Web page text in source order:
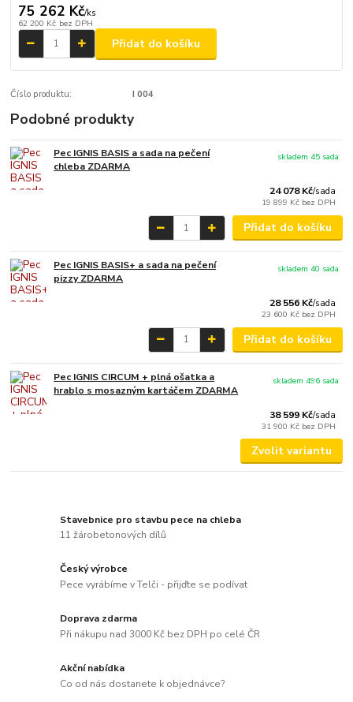
75 262 Kč/ks
62 200 Kč bez DPH
Přidat do košíku
Číslo produktu: I 004
Podobné produkty
Pec IGNIS BASIS a sada na pečení
chleba ZDARMA
24 078 Kč/sada
19 899 Kč bez DPH
skladem 45 sada
Přidat do košíku
Pec IGNIS BASIS+ a sada na pečení
pizzy ZDARMA
28 556 Kč/sada
23 600 Kč bez DPH
skladem 40 sada
Přidat do košíku
Pec IGNIS CIRCUM + plná ošatka a
hrablo s mosazným kartáčem ZDARMA
38 599 Kč/sada
31 900 Kč bez DPH
skladem 496 sada
Zvolit variantu
Stavebnice pro stavbu pece na chleba
11 žárobetonových dílů
Český výrobce
Pece vyrábíme v Telči - přijďte se podívat
Doprava zdarma
Při nákupu nad 3000 Kč bez DPH po celé ČR
Akční nabídka
Co od nás dostanete k objednávce?